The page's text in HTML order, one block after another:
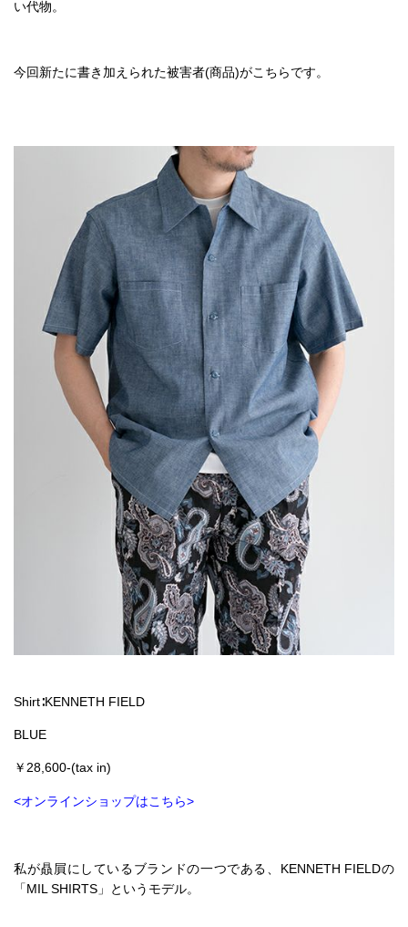
い代物。
今回新たに書き加えられた被害者(商品)がこちらです。
Shirt∶KENNETH FIELD
BLUE
￥28,600-(tax in)
<オンラインショップはこちら>
私が贔屓にしているブランドの一つである、KENNETH FIELDの
「MIL SHIRTS」というモデル。